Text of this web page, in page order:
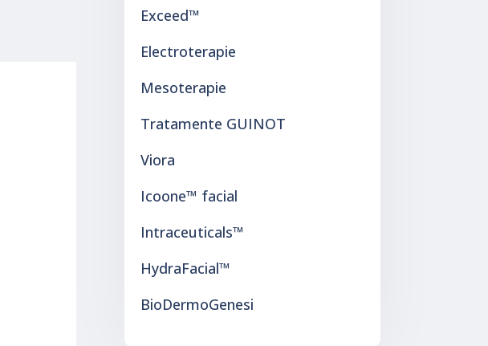
Exceed™
Electroterapie
Mesoterapie
Tratamente GUINOT
Viora
Icoone™ facial
Intraceuticals™
HydraFacial™
BioDermoGenesi